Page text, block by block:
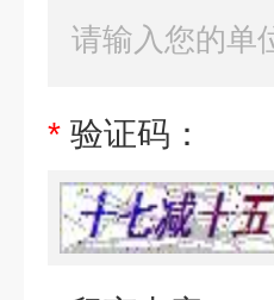
* 验证码：